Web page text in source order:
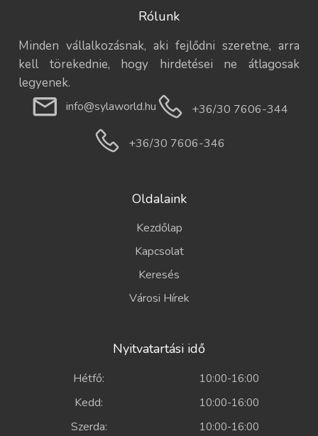
Rólunk
Minden vállalkozásnak, aki fejlődni szeretne, arra
kell törekednie, hogy hirdetései ne átlagosak
legyenek.
info@sylaworld.hu +36/30 7606-344
+36/30 7606-346
Oldalaink
Kezdőlap
Kapcsolat
Keresés
Városi Hírek
Nyitvatartási idő
Hétfő: 10:00-16:00
Kedd: 10:00-16:00
Szerda: 10:00-16:00